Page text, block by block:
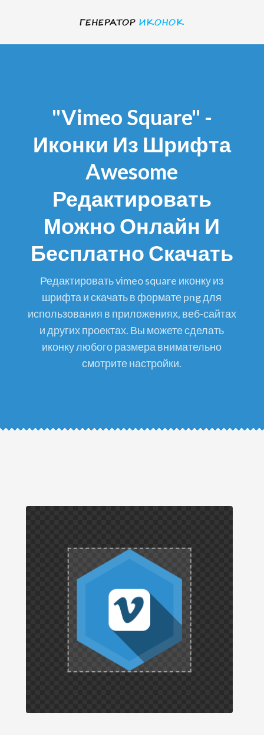
"vimeo Square" -
Иконки Из Шрифта
Awesome
Редактировать
Можно Онлайн И
Бесплатно Скачать
редактировать vimeo square иконку из
шрифта и скачать в формате png для
использования в приложениях, веб-сайтах
и других проектах. Вы можете сделать
иконку любого размера внимательно
смотрите настройки.